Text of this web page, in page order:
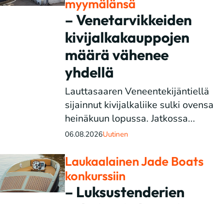
myymälänsä
– Venetarvikkeiden
kivijalkakauppojen
määrä vähenee
yhdellä
Lauttasaaren Veneentekijäntiellä
sijainnut kivijalkaliike sulki ovensa
heinäkuun lopussa. Jatkossa...
06.08.2026Uutinen
Laukaalainen Jade Boats
konkurssiin
– Luksustenderien